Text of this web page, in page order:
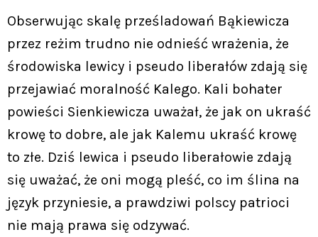
Obserwując skalę prześladowań Bąkiewicza
przez reżim trudno nie odnieść wrażenia, że
środowiska lewicy i pseudo liberałów zdają się
przejawiać moralność Kalego. Kali bohater
powieści Sienkiewicza uważał, że jak on ukraść
krowę to dobre, ale jak Kalemu ukraść krowę
to złe. Dziś lewica i pseudo liberałowie zdają
się uważać, że oni mogą pleść, co im ślina na
język przyniesie, a prawdziwi polscy patrioci
nie mają prawa się odzywać.